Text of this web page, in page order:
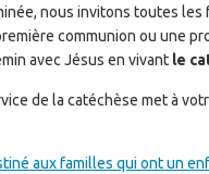
nous invitons toutes les
communion ou une
avec Jésus en vivant le
de la catéchèse met à
aux familles qui ont un